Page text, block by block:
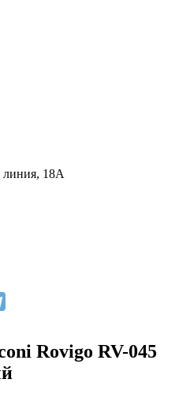
линия, 18А
Rovigo RV-045